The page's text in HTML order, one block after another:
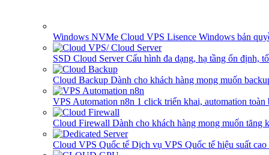
Windows NVMe Cloud VPS Lisence Windows bản
SSD Cloud ServerCấu hình đa dạng, hạ tầng ổn định,
Cloud Backup Dành cho khách hàng mong muốn
VPS Automation n8n 1 click triển khai, automation toàn
Cloud Firewall Dành cho khách hàng mong muốn tăng
Cloud VPS Quốc tế Dịch vụ VPS Quốc tế hiệu suất